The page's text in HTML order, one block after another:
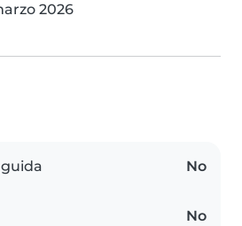
2026
No
No